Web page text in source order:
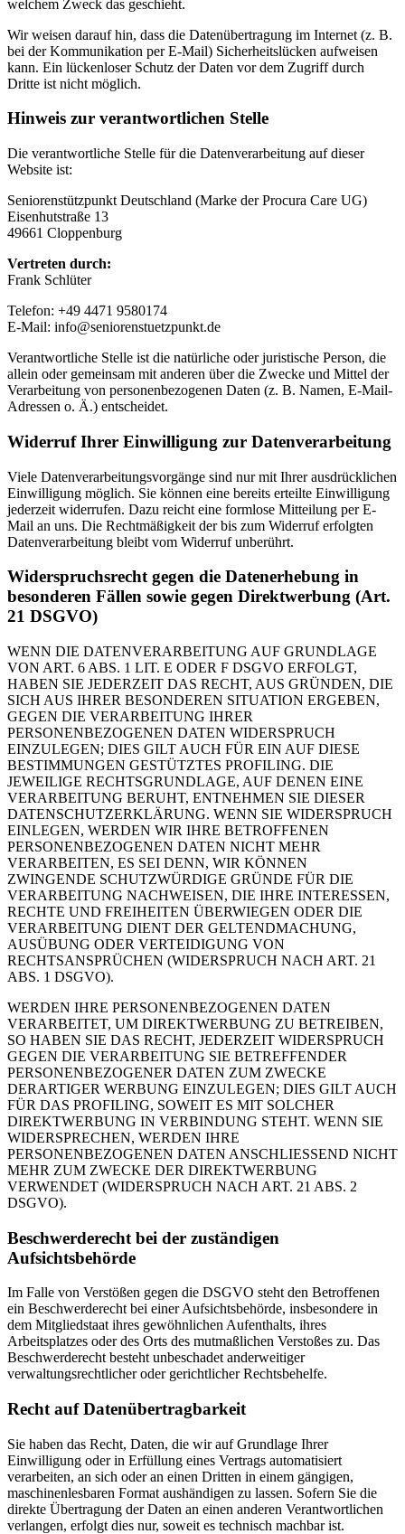
welchem Zweck das geschieht.
Wir weisen darauf hin, dass die Datenübertragung im Internet (z. B.
bei der Kommunikation per E-Mail) Sicherheitslücken aufweisen
kann. Ein lückenloser Schutz der Daten vor dem Zugriff durch
Dritte ist nicht möglich.
Hinweis zur verantwortlichen Stelle
Die verantwortliche Stelle für die Datenverarbeitung auf dieser
Website ist:
Seniorenstützpunkt Deutschland (Marke der Procura Care UG)
Eisenhutstraße 13
49661 Cloppenburg
Vertreten durch:
Frank Schlüter
Telefon: +49 4471 9580174
E-Mail: info@seniorenstuetzpunkt.de
Verantwortliche Stelle ist die natürliche oder juristische Person, die
allein oder gemeinsam mit anderen über die Zwecke und Mittel der
Verarbeitung von personenbezogenen Daten (z. B. Namen, E-Mail-
Adressen o. Ä.) entscheidet.
Widerruf Ihrer Einwilligung zur Datenverarbeitung
Viele Datenverarbeitungsvorgänge sind nur mit Ihrer ausdrücklichen
Einwilligung möglich. Sie können eine bereits erteilte Einwilligung
jederzeit widerrufen. Dazu reicht eine formlose Mitteilung per E-
Mail an uns. Die Rechtmäßigkeit der bis zum Widerruf erfolgten
Datenverarbeitung bleibt vom Widerruf unberührt.
Widerspruchsrecht gegen die Datenerhebung in
besonderen Fällen sowie gegen Direktwerbung (Art.
21 DSGVO)
WENN DIE DATENVERARBEITUNG AUF GRUNDLAGE
VON ART. 6 ABS. 1 LIT. E ODER F DSGVO ERFOLGT,
HABEN SIE JEDERZEIT DAS RECHT, AUS GRÜNDEN, DIE
SICH AUS IHRER BESONDEREN SITUATION ERGEBEN,
GEGEN DIE VERARBEITUNG IHRER
PERSONENBEZOGENEN DATEN WIDERSPRUCH
EINZULEGEN; DIES GILT AUCH FÜR EIN AUF DIESE
BESTIMMUNGEN GESTÜTZTES PROFILING. DIE
JEWEILIGE RECHTSGRUNDLAGE, AUF DENEN EINE
VERARBEITUNG BERUHT, ENTNEHMEN SIE DIESER
DATENSCHUTZERKLÄRUNG. WENN SIE WIDERSPRUCH
EINLEGEN, WERDEN WIR IHRE BETROFFENEN
PERSONENBEZOGENEN DATEN NICHT MEHR
VERARBEITEN, ES SEI DENN, WIR KÖNNEN
ZWINGENDE SCHUTZWÜRDIGE GRÜNDE FÜR DIE
VERARBEITUNG NACHWEISEN, DIE IHRE INTERESSEN,
RECHTE UND FREIHEITEN ÜBERWIEGEN ODER DIE
VERARBEITUNG DIENT DER GELTENDMACHUNG,
AUSÜBUNG ODER VERTEIDIGUNG VON
RECHTSANSPRÜCHEN (WIDERSPRUCH NACH ART. 21
ABS. 1 DSGVO).
WERDEN IHRE PERSONENBEZOGENEN DATEN
VERARBEITET, UM DIREKTWERBUNG ZU BETREIBEN,
SO HABEN SIE DAS RECHT, JEDERZEIT WIDERSPRUCH
GEGEN DIE VERARBEITUNG SIE BETREFFENDER
PERSONENBEZOGENER DATEN ZUM ZWECKE
DERARTIGER WERBUNG EINZULEGEN; DIES GILT AUCH
FÜR DAS PROFILING, SOWEIT ES MIT SOLCHER
DIREKTWERBUNG IN VERBINDUNG STEHT. WENN SIE
WIDERSPRECHEN, WERDEN IHRE
PERSONENBEZOGENEN DATEN ANSCHLIESSEND NICHT
MEHR ZUM ZWECKE DER DIREKTWERBUNG
VERWENDET (WIDERSPRUCH NACH ART. 21 ABS. 2
DSGVO).
Beschwerderecht bei der zuständigen
Aufsichtsbehörde
Im Falle von Verstößen gegen die DSGVO steht den Betroffenen
ein Beschwerderecht bei einer Aufsichtsbehörde, insbesondere in
dem Mitgliedstaat ihres gewöhnlichen Aufenthalts, ihres
Arbeitsplatzes oder des Orts des mutmaßlichen Verstoßes zu. Das
Beschwerderecht besteht unbeschadet anderweitiger
verwaltungsrechtlicher oder gerichtlicher Rechtsbehelfe.
Recht auf Datenübertragbarkeit
Sie haben das Recht, Daten, die wir auf Grundlage Ihrer
Einwilligung oder in Erfüllung eines Vertrags automatisiert
verarbeiten, an sich oder an einen Dritten in einem gängigen,
maschinenlesbaren Format aushändigen zu lassen. Sofern Sie die
direkte Übertragung der Daten an einen anderen Verantwortlichen
verlangen, erfolgt dies nur, soweit es technisch machbar ist.